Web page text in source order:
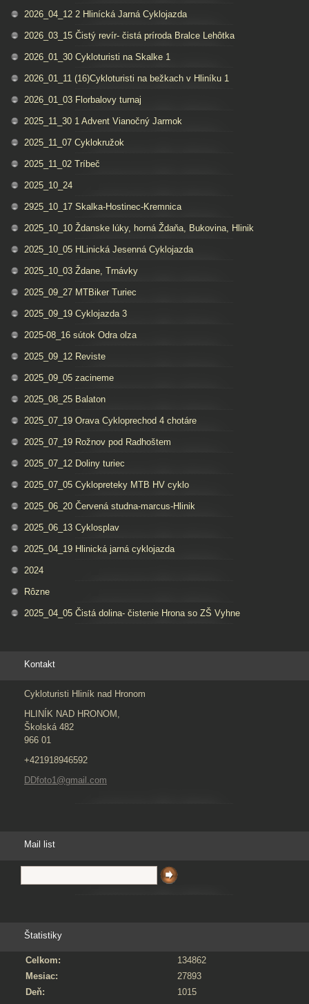
2026_04_12 2 Hlinícká Jarná Cyklojazda
2026_03_15 Čistý revír- čistá príroda Bralce Lehôtka
2026_01_30 Cykloturisti na Skalke 1
2026_01_11 (16)Cykloturisti na bežkach v Hliníku 1
2026_01_03 Florbalovy turnaj
2025_11_30 1 Advent Vianočný Jarmok
2025_11_07 Cyklokružok
2025_11_02 Tríbeč
2025_10_24
2925_10_17 Skalka-Hostinec-Kremnica
2025_10_10 Ždanske lúky, horná Ždaňa, Bukovina, Hlinik
2025_10_05 HLinická Jesenná Cyklojazda
2025_10_03 Ždane, Trnávky
2025_09_27 MTBiker Turiec
2025_09_19 Cyklojazda 3
2025-08_16 sútok Odra olza
2025_09_12 Reviste
2025_09_05 zacineme
2025_08_25 Balaton
2025_07_19 Orava Cykloprechod 4 chotáre
2025_07_19 Rožnov pod Radhoštem
2025_07_12 Doliny turiec
2025_07_05 Cyklopreteky MTB HV cyklo
2025_06_20 Červená studna-marcus-Hlinik
2025_06_13 Cyklosplav
2025_04_19 Hlinická jarná cyklojazda
2024
Rôzne
2025_04_05 Čistá dolina- čistenie Hrona so ZŠ Vyhne
Kontakt
Cykloturisti Hliník nad Hronom
HLINÍK NAD HRONOM,
Školská 482
966 01
+421918946592
DDfoto1@gmail.com
Mail list
Štatistiky
Celkom:
134862
Mesiac:
27893
Deň:
1015